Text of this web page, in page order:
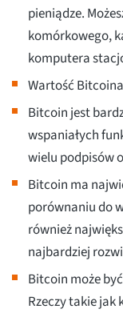
pieniądze.
komórkowego,
komputera
Wartość
Bitcoin jest
wspaniałych
wielu podpisów
Bitcoin ma
porównaniu do
również
najbardziej
Bitcoin może
Rzeczy takie jak